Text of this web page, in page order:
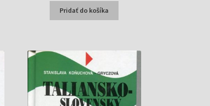
bola:
13,38 €.
je:
12,91 €.
Pridať do košíka